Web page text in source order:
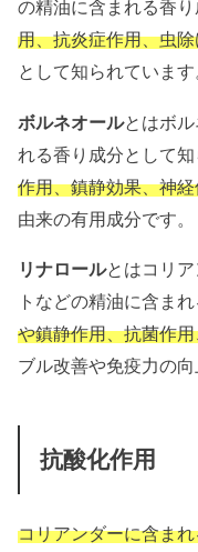
の精油に含まれる香
用、抗炎症作用、虫
として知られています
ボルネオールとはボ
れる香り成分として
作用、鎮静効果、神
由来の有用成分です。
リナロールとはコリ
トなどの精油に含ま
や鎮静作用、抗菌作
ブル改善や免疫力の
抗酸化作用
コリアンダーに含ま